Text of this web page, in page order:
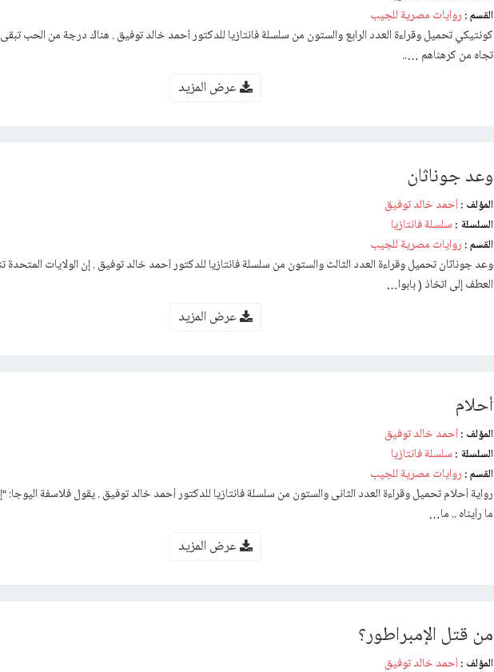
القسم : روايات مصرية للجيب
كونتيكي تحميل وقراءة العدد الرابع والستون من سلسلة فانتازيا للدكتور أحمد خالد توفيق . هناك درجة من الحب
تجاه من كرهناهم …..
عرض المزيد
وعد جوناثان
المؤلف :أحمد خالد توفيق
السلسلة : سلسلة فانتازيا
القسم : روايات مصرية للجيب
وعد جوناثان تحميل وقراءة العدد الثالث والستون من سلسلة فانتازيا للدكتور أحمد خالد توفيق . إن الولايات المتحدة
العطف إلى اتخاذ ( بابوا…
عرض المزيد
أحلام
المؤلف :أحمد خالد توفيق
السلسلة : سلسلة فانتازيا
القسم : روايات مصرية للجيب
رواية أحلام تحميل وقراءة العدد الثانى والستون من سلسلة فانتازيا للدكتور أحمد خالد توفيق . يقول فلاسفة اليوجا:
ما رأيناه .. ما…
عرض المزيد
من قتل الإمبراطور؟
المؤلف :أحمد خالد توفيق